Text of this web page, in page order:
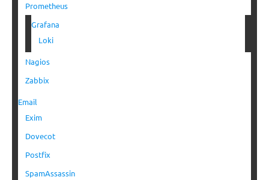
Prometheus
Grafana
Loki
Nagios
Zabbix
Email
Exim
Dovecot
Postfix
SpamAssassin